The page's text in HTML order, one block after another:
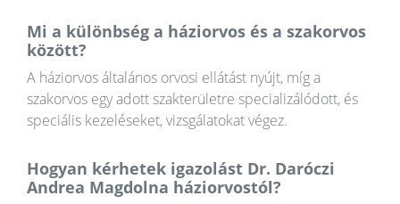
Mi a különbség a háziorvos és a szakorvos
között?
A háziorvos általános orvosi ellátást nyújt, míg a
szakorvos egy adott szakterületre specializálódott, és
speciális kezeléseket, vizsgálatokat végez.
Hogyan kérhetek igazolást Dr. Daróczi
Andrea Magdolna háziorvostól?